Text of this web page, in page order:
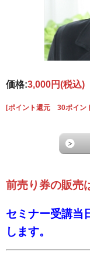
価格:3,000円(税込)
[ポイント還元 30ポイン
前売り券の販売
セミナー受講当
します。